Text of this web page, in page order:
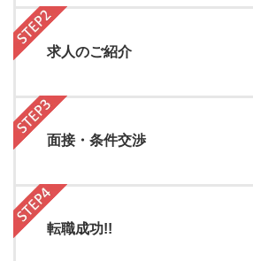
求人のご紹介
面接・条件交渉
転職成功!!